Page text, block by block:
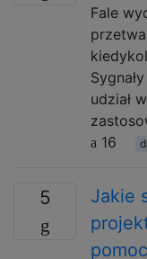
Fale
udział
16
5
Jakie